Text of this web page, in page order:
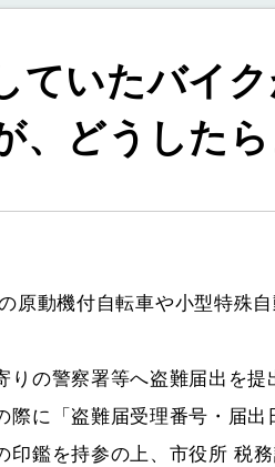
ていたバイ
、どうした
原動機付自転車や小型特殊
りの警察署等へ盗難届出を提
際に「盗難届受理番号・届出
印鑑を持参の上、市役所 税